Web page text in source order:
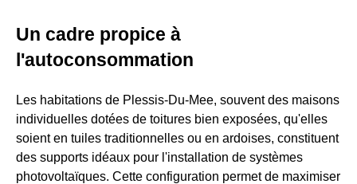
Un cadre propice à
l'autoconsommation
Les habitations de Plessis-Du-Mee, souvent des maisons
individuelles dotées de toitures bien exposées, qu'elles
soient en tuiles traditionnelles ou en ardoises, constituent
des supports idéaux pour l'installation de systèmes
photovoltaïques. Cette configuration permet de maximiser